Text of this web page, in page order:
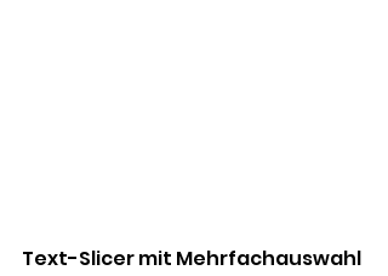
Text-Slicer mit Mehrfachauswahl